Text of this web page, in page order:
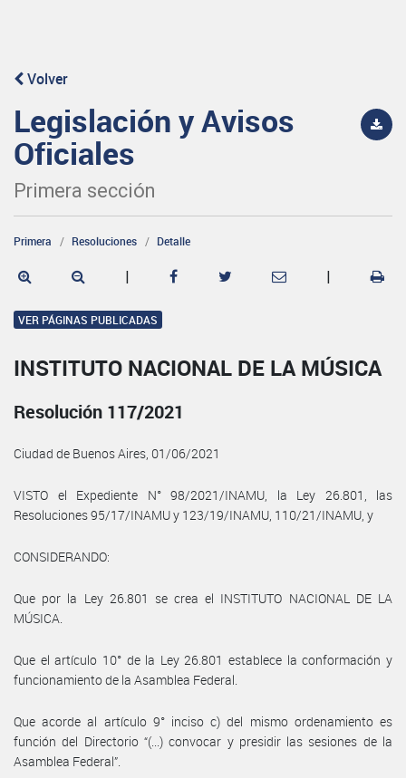
Volver
Legislación y Avisos
Oficiales
Primera sección
Primera Resoluciones Detalle
| |
VER PÁGINAS PUBLICADAS
INSTITUTO NACIONAL DE LA MÚSICA
Resolución 117/2021
Ciudad de Buenos Aires, 01/06/2021
VISTO el Expediente N° 98/2021/INAMU, la Ley 26.801, las
Resoluciones 95/17/INAMU y 123/19/INAMU, 110/21/INAMU, y
CONSIDERANDO:
Que por la Ley 26.801 se crea el INSTITUTO NACIONAL DE LA
MÚSICA.
Que el artículo 10° de la Ley 26.801 establece la conformación y
funcionamiento de la Asamblea Federal.
Que acorde al artículo 9° inciso c) del mismo ordenamiento es
función del Directorio “(...) convocar y presidir las sesiones de la
Asamblea Federal”.